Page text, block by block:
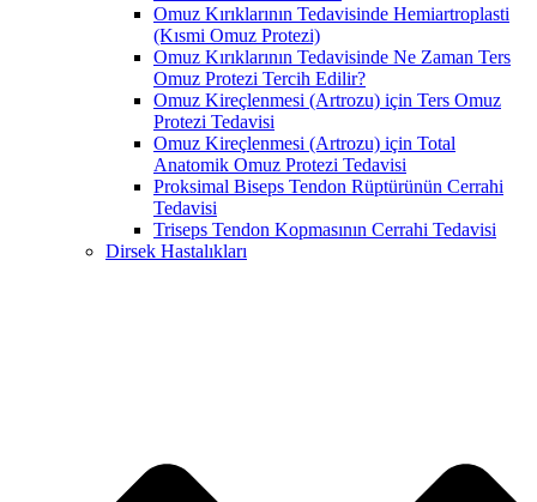
Omuz Kırıklarının Tedavisinde Hemiartroplasti
(Kısmi Omuz Protezi)
Omuz Kırıklarının Tedavisinde Ne Zaman Ters
Omuz Protezi Tercih Edilir?
Omuz Kireçlenmesi (Artrozu) için Ters Omuz
Protezi Tedavisi
Omuz Kireçlenmesi (Artrozu) için Total
Anatomik Omuz Protezi Tedavisi
Proksimal Biseps Tendon Rüptürünün Cerrahi
Tedavisi
Triseps Tendon Kopmasının Cerrahi Tedavisi
Dirsek Hastalıkları